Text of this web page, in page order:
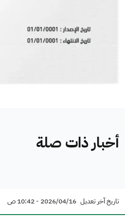
أخبار ذات صلة
تاريخ آخر تعديل 2026/04/16 - 10:42 ص